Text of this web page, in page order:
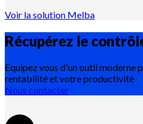
Voir la solution Melba
Récupérez le
Equipez vous d'un outil moderne
rentabilité et votre productivité
Nous contacter